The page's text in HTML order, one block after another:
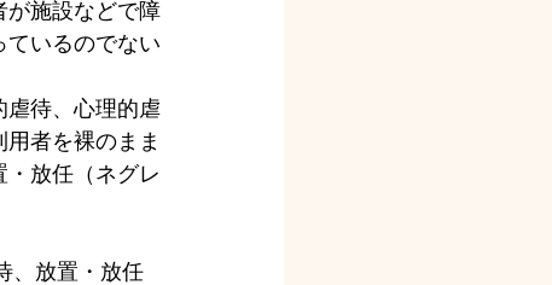
施設などで障
いるのでない
待、心理的虐
者を裸のまま
放任（ネグレ
、放置・放任